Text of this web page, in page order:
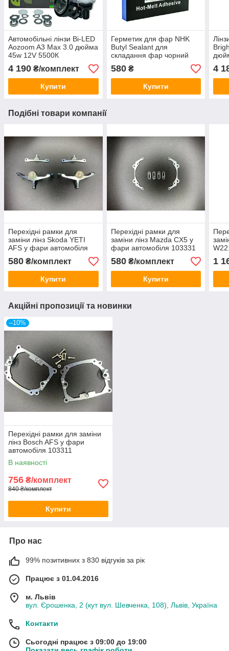
Автомобільні лінзи Bi-LED
Aozoom A3 Max 3.0 дюйма
45w 12V 5500К
4 190 ₴/комплект
Купити
Герметик для фар NHK
Butyl Sealant для
складання фар чорний
580₴
Купити
4
Подібні товари компанії
Перехідні рамки для
заміни лінз Skoda YETI
AFS у фари автомобіля
580 ₴/комплект
Купити
Перехідні рамки для
заміни лінз Mazda CX5 у
фари автомобіля 103331
580₴/комплект
Купити
1
Акційні пропозиції та новинки
–10%
Перехідні рамки для заміни
лінз Bosch AFS у фари
автомобіля 103311
В наявності
756 ₴/комплект
840 ₴/комплект
Купити
Про нас
99% позитивних з 830 відгуків за рік
Працює з 01.04.2016
м. Львів
вул. Єрошенка, 2 (кут вул. Шевченка, 108), Львів, Україна
Контакти
Сьогодні працює з 09:00 до 19:00